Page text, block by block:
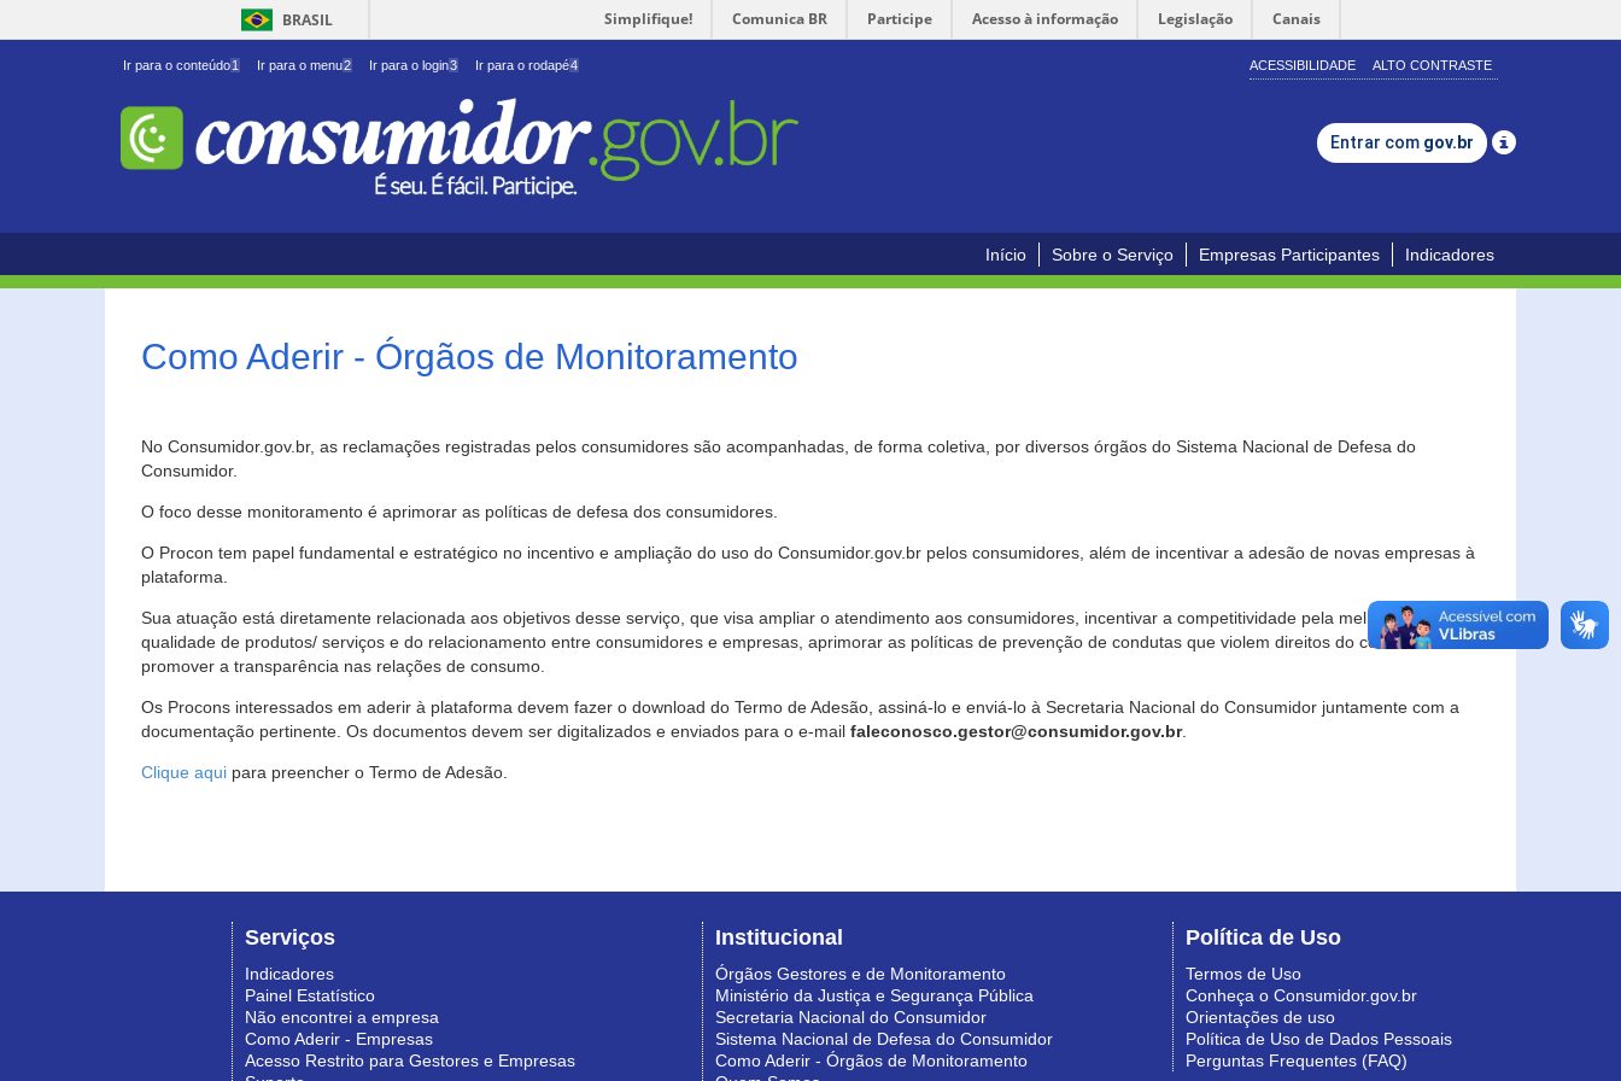
BRASIL Simplifique! Comunica BR Participe Acesso à informação Legislação Canais
Ir para o conteúdo1 Ir para o menu2 Ir para o login3 Ir para o rodapé4 ACESSIBILIDADE ALTO CONTRASTE
Entrar com gov.br
Início Sobre o Serviço Empresas Participantes Indicadores
Como Aderir - Órgãos de Monitoramento
No Consumidor.gov.br, as reclamações registradas pelos consumidores são acompanhadas, de forma coletiva, por diversos órgãos do Sistema Nacional de Defesa do
Consumidor.
O foco desse monitoramento é aprimorar as políticas de defesa dos consumidores.
O Procon tem papel fundamental e estratégico no incentivo e ampliação do uso do Consumidor.gov.br pelos consumidores, além de incentivar a adesão de novas empresas à
plataforma.
Sua atuação está diretamente relacionada aos objetivos desse serviço, que visa ampliar o atendimento aos consumidores, incentivar a competitividade pela melhoria da
qualidade de produtos/ serviços e do relacionamento entre consumidores e empresas, aprimorar as políticas de prevenção de condutas que violem direitos do consumidor e
promover a transparência nas relações de consumo.
Os Procons interessados em aderir à plataforma devem fazer o download do Termo de Adesão, assiná-lo e enviá-lo à Secretaria Nacional do Consumidor juntamente com a
documentação pertinente. Os documentos devem ser digitalizados e enviados para o e-mail faleconosco.gestor@consumidor.gov.br.
Clique aqui para preencher o Termo de Adesão.
Serviços
Indicadores
Painel Estatístico
Não encontrei a empresa
Como Aderir - Empresas
Acesso Restrito para Gestores e Empresas
Institucional
Órgãos Gestores e de Monitoramento
Ministério da Justiça e Segurança Pública
Secretaria Nacional do Consumidor
Sistema Nacional de Defesa do Consumidor
Como Aderir - Órgãos de Monitoramento
Política de Uso
Termos de Uso
Conheça o Consumidor.gov.br
Orientações de uso
Política de Uso de Dados Pessoais
Perguntas Frequentes (FAQ)